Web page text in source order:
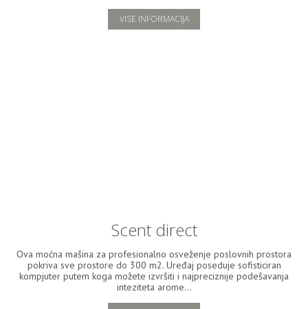
VISE INFORMACIJA
Scent direct
Ova moćna mašina za profesionalno osveženje poslovnih prostora
pokriva sve prostore do 300 m2. Uređaj poseduje sofisticiran
kompjuter putem koga možete izvršiti i najpreciznije podešavanja
inteziteta arome...